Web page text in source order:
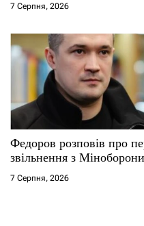
7 Серпня, 2026
Федоров розповів про
звільнення з Міноборони
7 Серпня, 2026